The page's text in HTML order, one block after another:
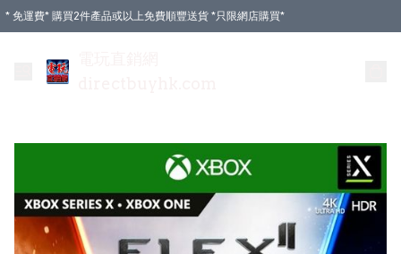
* 免運費* 購買2件產品或以上免費順豐送貨 *只限網店購買*